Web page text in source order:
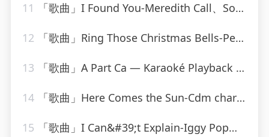
11 「歌曲」I Found You-Meredith Call、Solarstone
12 「歌曲」Ring Those Christmas Bells-Peggy Lee
13 「歌曲」A Part Ca — Karaoké Playback Instrumental — Rendu Célèbre Par Jacques Dutronc-Karaoke
14 「歌曲」Here Comes the Sun-Cdm chartbreakers
15 「歌曲」I Can&#39;t Explain-Iggy Pop、K.K. Downing、Derek Sherinian